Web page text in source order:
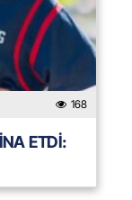
168
ETDİ: